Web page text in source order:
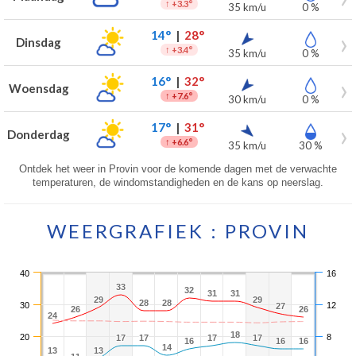
↑ +3.3° 35 km/u 0 %
Dinsdag 14°| 28°
↑ +3.4° 35 km/u 0 %
Woensdag 16°| 32°
↑ +7.6° 30 km/u 0 %
Donderdag 17°| 31°
↑ +6.6° 35 km/u 30 %
Ontdek het weer in Provin voor de komende dagen met de verwachte
temperaturen, de windomstandigheden en de kans op neerslag.
WEERGRAFIEK : PROVIN
24
24
26
26
29
29
33
33
28
28 28
28
32
32 31
31 31
31
29
29
27
27 26
26
13
13 13
13
17
17 17
17
14
14
16
16 17
17 18
18 17
17 16
16 16
16
20
30
40
8
12
16